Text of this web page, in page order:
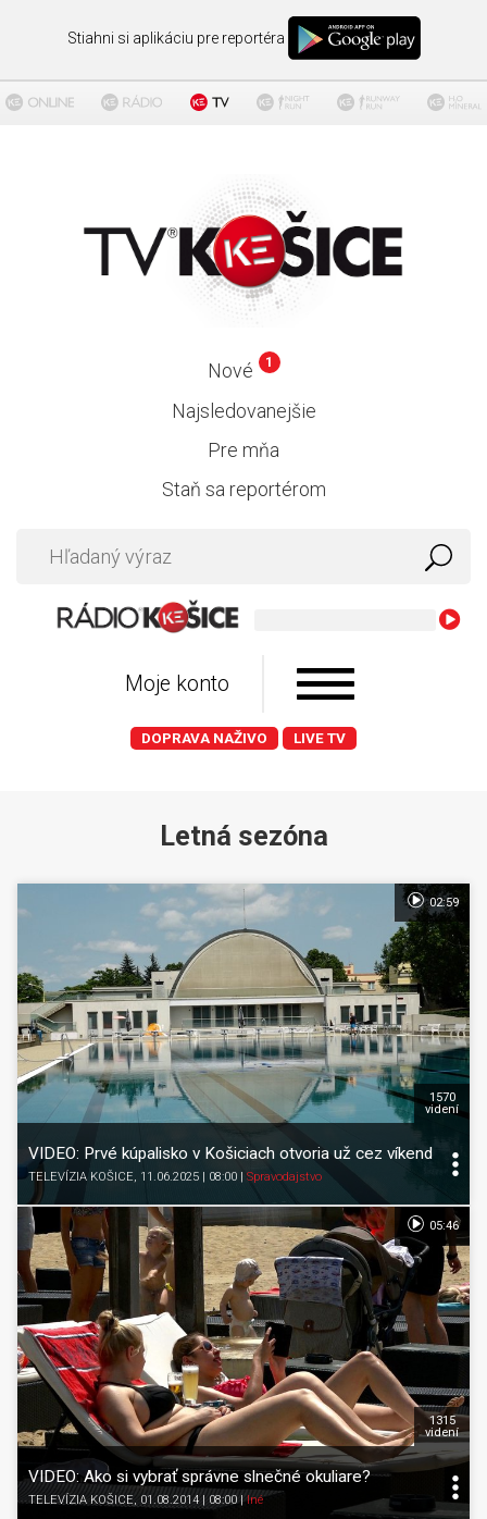
Stiahni si aplikáciu pre reportéra
Nové 1
Najsledovanejšie
Pre mňa
Staň sa reportérom
Adam
Moje konto
DOPRAVA NAŽIVO LIVE TV
Letná sezóna
VIDEO: Prvé kúpalisko v Košiciach otvoria už cez víkend
TELEVÍZIA KOŠICE, 11.06.2025 | 08:00 Spravodajstvo
1570
videní
02:59
VIDEO: Ako si vybrať správne slnečné okuliare?
TELEVÍZIA KOŠICE, 01.08.2014 | 08:00|Iné
1315
videní
05:46